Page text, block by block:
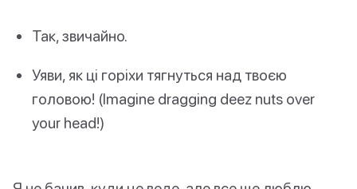
Так, звичайно.
Уяви, як ці горіхи тягнуться над твоєю
головою! (Imagine dragging deez nuts over
your head!)